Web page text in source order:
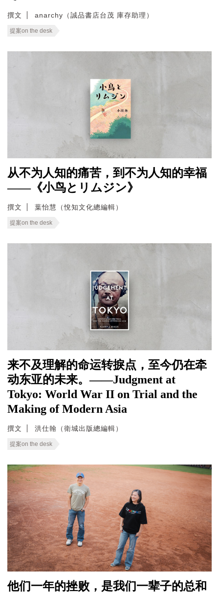
撰文 anarchy（誠品書店台茂 庫存助理）
提案on the desk
从不为人知的痛苦，到不为人知的幸福
——《小鸟とリムジン》
撰文 葉怡慧（悅知文化總編輯）
提案on the desk
来不及理解的命运转捩点，至今仍在牵
动东亚的未来。——Judgment at
Tokyo: World War II on Trial and the
Making of Modern Asia
撰文 洪仕翰（衛城出版總編輯）
提案on the desk
他们一年的挫败，是我们一辈子的总和